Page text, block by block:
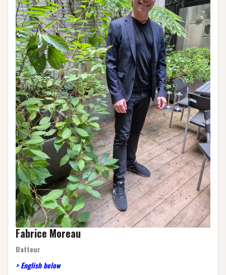
Fabrice Moreau
Batteur
> English below